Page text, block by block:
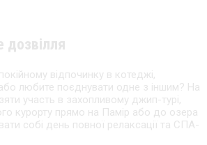
дозвілля
відпочинку в котеджі,
любите поєднувати одне з іншим? На
участь в захопливому джип-турі,
курорту прямо на Памір або до озера
собі день повної релаксації та СПА-